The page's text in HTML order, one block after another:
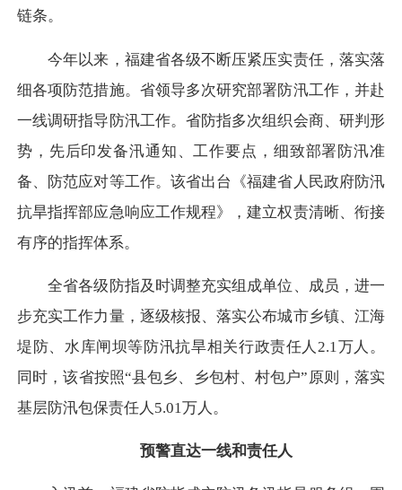
链条。
今年以来，福建省各级不断压紧压实责任，落实落
细各项防范措施。省领导多次研究部署防汛工作，并赴
一线调研指导防汛工作。省防指多次组织会商、研判形
势，先后印发备汛通知、工作要点，细致部署防汛准
备、防范应对等工作。该省出台《福建省人民政府防汛
抗旱指挥部应急响应工作规程》，建立权责清晰、衔接
有序的指挥体系。
全省各级防指及时调整充实组成单位、成员，进一
步充实工作力量，逐级核报、落实公布城市乡镇、江海
堤防、水库闸坝等防汛抗旱相关行政责任人2.1万人。
同时，该省按照“县包乡、乡包村、村包户”原则，落实
基层防汛包保责任人5.01万人。
预警直达一线和责任人